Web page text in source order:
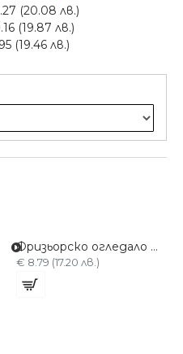
(20.08 лв.)
(19.87 лв.)
(19.46 лв.)
Фризьорско огледало 20х27см
€ 8.79 (17.20 лв.)